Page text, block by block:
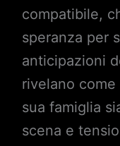
compatibile,
speranza per
anticipazioni
rivelano
sua famiglia
scena e